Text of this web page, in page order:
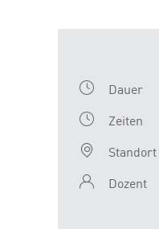
Dauer
Zeiten
Standort
Dozent